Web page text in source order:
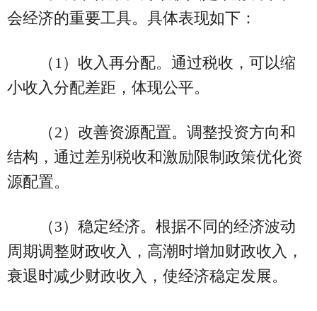
会经济的重要工具。具体表现如下：
（1）收入再分配。通过税收，可以缩
小收入分配差距，体现公平。
（2）改善资源配置。调整投资方向和
结构，通过差别税收和激励限制政策优化资
源配置。
（3）稳定经济。根据不同的经济波动
周期调整财政收入，高潮时增加财政收入，
衰退时减少财政收入，使经济稳定发展。